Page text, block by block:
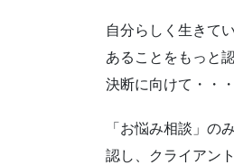
自分らしく生きて
あることをもっと
決断に向けて・・・
「お悩み相談」の
認し、クライアン